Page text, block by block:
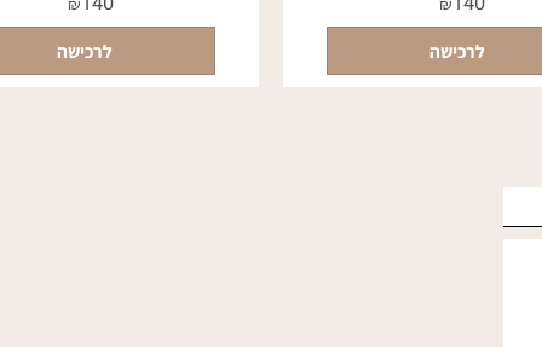
מט עם הבלטה
₪140
בית מזוזה בעיצוב אישי בצבעים
מראה
₪140